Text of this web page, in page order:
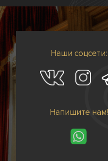
Наши соцсети:
Напишите нам!